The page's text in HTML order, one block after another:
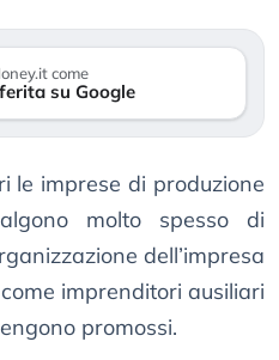
come
su Google
le imprese di produzione
molto spesso di
dell’impresa
imprenditori ausiliari
promossi.